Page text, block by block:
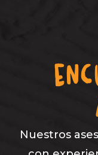
Nuestros